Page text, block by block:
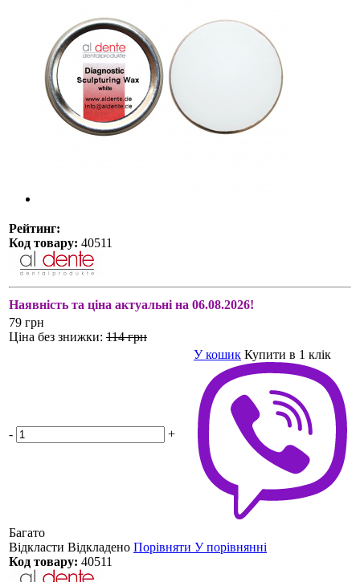
Рейтинг:
Код товару: 40511
Наявність та ціна актуальні на 06.08.2026!
79 грн
Ціна без знижки: 114 грн
- +
У кошик Купити в 1 клік
Багато
Відкласти Відкладено Порівняти У порівнянні
Код товару: 40511